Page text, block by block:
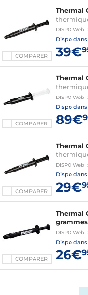
COMPARER
Thermal
DISPO Web :
Dispo dans
39€
COMPARER
Thermal
DISPO Web :
Dispo dans
89€
COMPARER
Thermal
DISPO Web :
Dispo dans
29€
COMPARER
Thermal
DISPO Web :
Dispo dans
26€